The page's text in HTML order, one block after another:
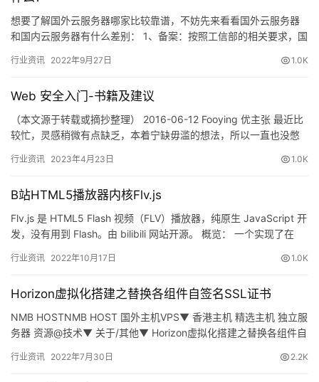
公
告
问
答
社
优
盾
动
登录 注册
想要了解国外云服务器哪家比较靠谱，不妨先来看看国外云服务器
和国内云服务器有什么差别： 1、备案：按照工信部的相关要求，国
有…
行业资讯 2022年9月27日 1.0K
Web 安全入门-书籍及建议
（本文源于转载或摘抄整理） 2016-06-12 Fooying 优主张 最近比
较忙，灵感稍微有点缺乏，本着宁缺毋滥的想法，所以一直也没憋
行业资讯 2023年4月23日 1.0K
B站HTML5播放器内核Flv.js
Flv.js 是 HTML5 Flash 视频（FLV）播放器，纯原生 JavaScript 开
发，没有用到 Flash。由 bilibili 网站开源。 概览： 一个实现了在
行业资讯 2022年10月17日 1.0K
Horizon虚拟化搭建之替换各组件自签名SSL证书
NMB HOSTNMB HOST 国外主机VPS▼ 香港主机 精选主机 独立服
务器 资源@技术▼ 关于/其他▼ Horizon虚拟化搭建之替换各组件自
行业资讯 2022年7月30日 2.2K